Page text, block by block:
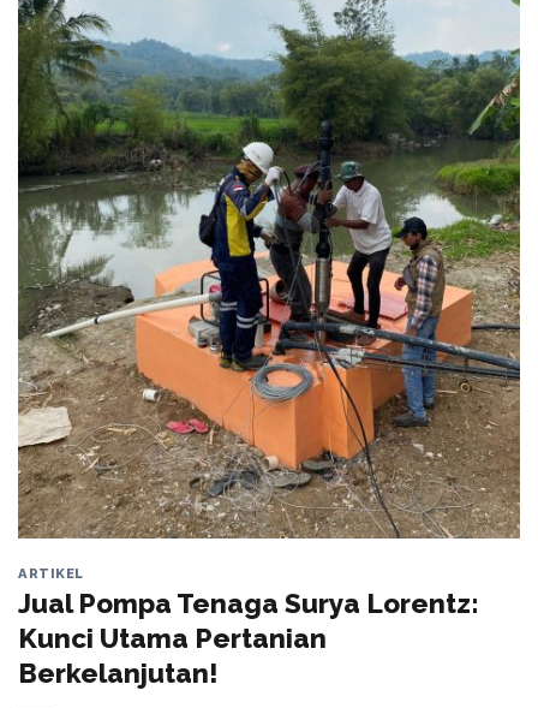
ARTIKEL
Jual Pompa Tenaga Surya Lorentz:
Kunci Utama Pertanian
Berkelanjutan!